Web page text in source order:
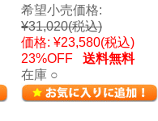
希望小売価格:
¥31,020(税込)
価格: ¥23,580(税込)
23%OFF
送料無料
在庫 ○